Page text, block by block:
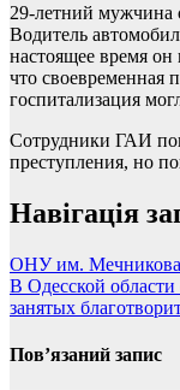
29-летний мужчина
Водитель
настоящее время он
что своевременная
госпитализация
Сотрудники ГАИ
преступления, но
Навігація
ОНУ им. Мечникова
В Одесской
занятых
Пов’язаний запис